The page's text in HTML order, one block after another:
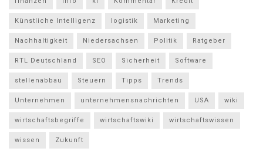
Künstliche Intelligenz logistik Marketing
Nachhaltigkeit Niedersachsen Politik Ratgeber
RTL Deutschland SEO Sicherheit Software
stellenabbau Steuern Tipps Trends
Unternehmen unternehmensnachrichten USA wiki
wirtschaftsbegriffe wirtschaftswiki wirtschaftswissen
wissen Zukunft